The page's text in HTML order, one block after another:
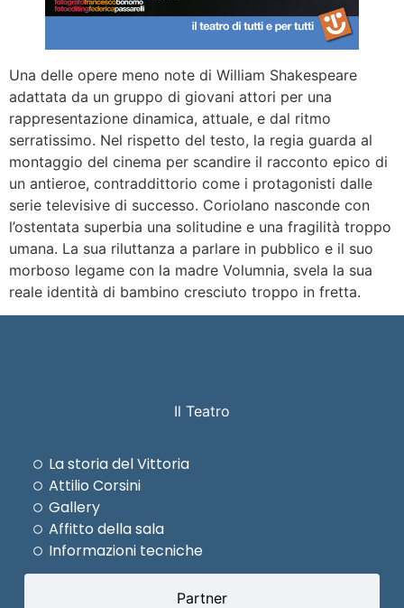
Una delle opere meno note di William Shakespeare
adattata da un gruppo di giovani attori per una
rappresentazione dinamica, attuale, e dal ritmo
serratissimo. Nel rispetto del testo, la regia guarda al
montaggio del cinema per scandire il racconto epico di
un antieroe, contraddittorio come i protagonisti dalle
serie televisive di successo. Coriolano nasconde con
l’ostentata superbia una solitudine e una fragilità troppo
umana. La sua riluttanza a parlare in pubblico e il suo
morboso legame con la madre Volumnia, svela la sua
reale identità di bambino cresciuto troppo in fretta.
Il Teatro
Partner
La storia del Vittoria
Attilio Corsini
Gallery
Affitto della sala
Informazioni tecniche